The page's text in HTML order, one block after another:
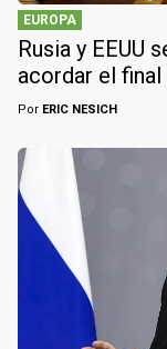
EUROPA
Rusia y EEUU
acordar el final
Por ERIC NESICH